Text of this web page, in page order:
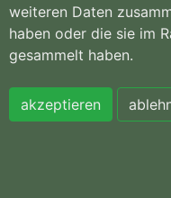
Hospiz- und
PalliativVerband
Königsallee 135 |
Tel. 0234 97355-
147 | Fax 0234
weiteren Daten
haben oder die sie im
gesammelt haben.
akzeptieren